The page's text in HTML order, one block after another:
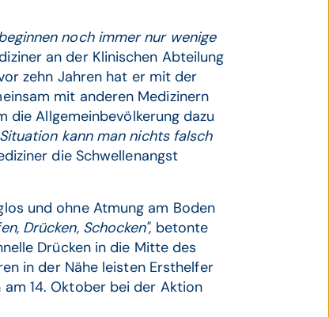
noch immer nur wenige
an der Klinischen Abteilung
zehn Jahren hat er mit der
mit anderen Medizinern
die Allgemeinbevölkerung dazu
kann man nichts falsch
die Schwellenangst
und ohne Atmung am Boden
Drücken, Schocken", betonte
Drücken in die Mitte des
in der Nähe leisten Ersthelfer
14. Oktober bei der Aktion